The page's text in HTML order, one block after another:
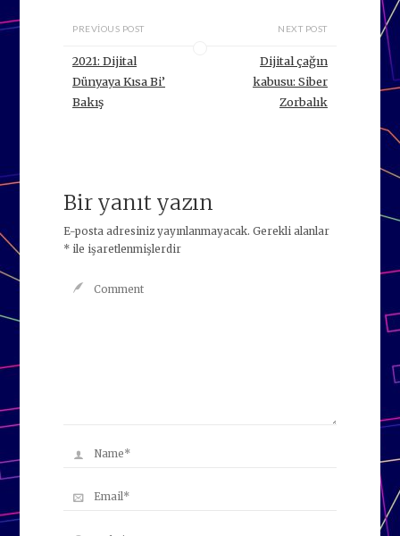
PREVIOUS POST
2021: Dijital
Dünyaya Kısa Bi’
Bakış
NEXT POST
Dijital çağın
kabusu: Siber
Zorbalık
Bir yanıt yazın
E-posta adresiniz yayınlanmayacak. Gerekli alanlar
*ile işaretlenmişlerdir